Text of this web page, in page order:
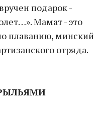
подарок -
Мамат - это
плаванию, минский
отряда.